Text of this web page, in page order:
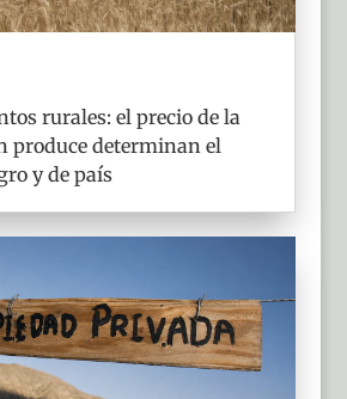
rurales: el precio de la
produce determinan el
y de país